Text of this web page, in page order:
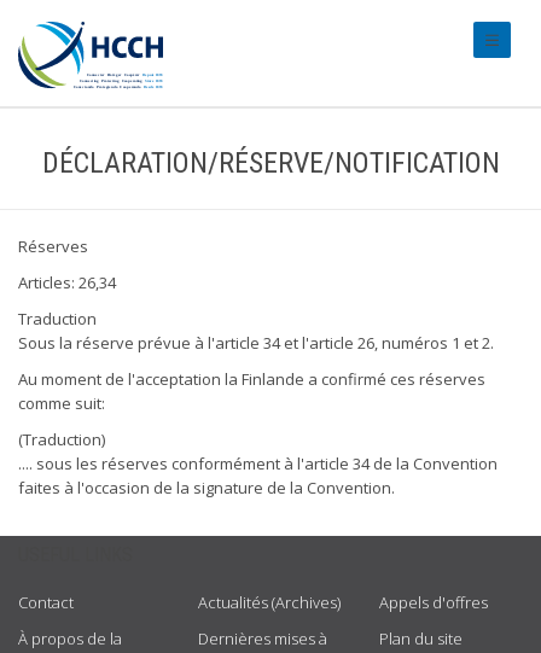
DÉCLARATION/RÉSERVE/NOTIFICATION
Réserves
Articles: 26,34
Traduction
Sous la réserve prévue à l'article 34 et l'article 26, numéros 1 et 2.
Au moment de l'acceptation la Finlande a confirmé ces réserves
comme suit:
(Traduction)
.... sous les réserves conformément à l'article 34 de la Convention
faites à l'occasion de la signature de la Convention.
Contact
À propos de la
Actualités (Archives)
Dernières mises à
Appels d'offres
Plan du site